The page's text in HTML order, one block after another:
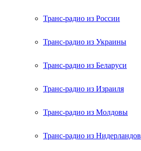
Транс-радио из России
Транс-радио из Украины
Транс-радио из Беларуси
Транс-радио из Израиля
Транс-радио из Молдовы
Транс-радио из Нидерландов